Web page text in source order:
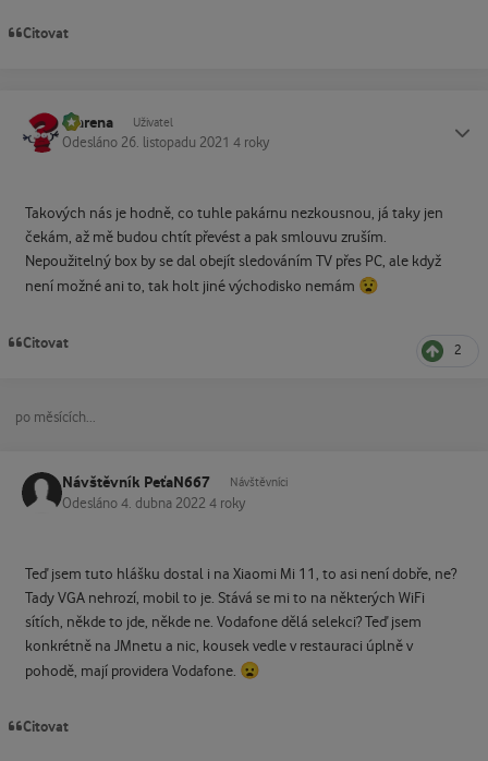
Citovat
marena Uživatel
Odesláno 26. listopadu 2021 4 roky
Takových nás je hodně, co tuhle pakárnu nezkousnou, já taky jen
čekám, až mě budou chtít převést a pak smlouvu zruším.
Nepoužitelný box by se dal obejít sledováním TV přes PC, ale když
není možné ani to, tak holt jiné východisko nemám 😧
Citovat 2
po měsících...
Návštěvník PeťaN667 Návštěvníci
Odesláno 4. dubna 2022 4 roky
Teď jsem tuto hlášku dostal i na Xiaomi Mi 11, to asi není dobře, ne?
Tady VGA nehrozí, mobil to je. Stává se mi to na některých WiFi
sítích, někde to jde, někde ne. Vodafone dělá selekci? Teď jsem
konkrétně na JMnetu a nic, kousek vedle v restauraci úplně v
pohodě, mají providera Vodafone. 😦
Citovat